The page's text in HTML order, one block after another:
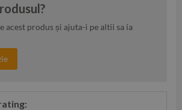
acest produs și ajuta-i pe altii sa ia